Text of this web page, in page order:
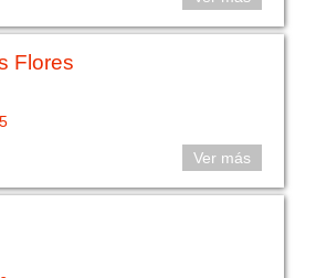
Flores
Ver más